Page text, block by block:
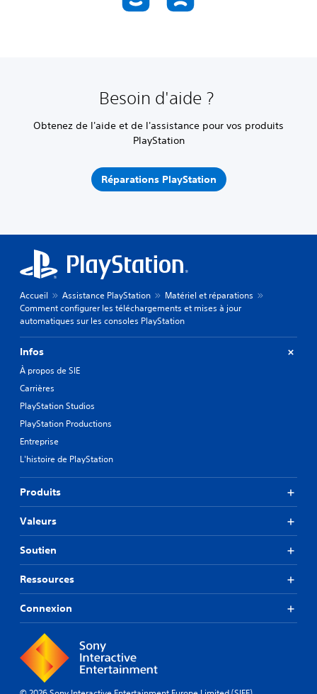
Besoin d'aide ?
Obtenez de l'aide et de l'assistance pour vos produits
PlayStation
Réparations PlayStation
Accueil Assistance PlayStation
Matériel et réparations
Comment configurer les téléchargements et mises à jour
automatiques sur les consoles PlayStation
Infos
À propos de SIE
Carrières
PlayStation Studios
PlayStation Productions
Entreprise
L'histoire de PlayStation
Produits
Valeurs
Soutien
Ressources
Connexion